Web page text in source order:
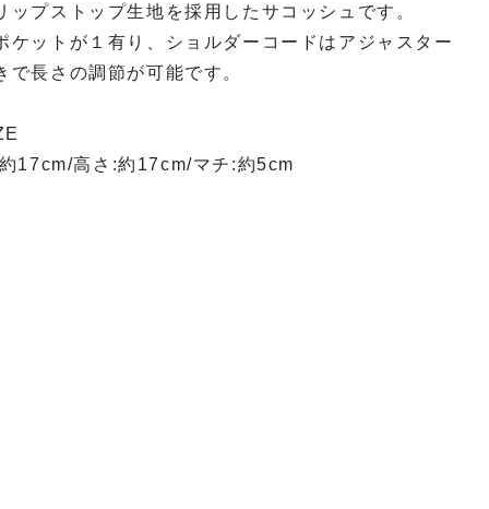
ップストップ生地を採用したサコッシュです。
ケットが１有り、ショルダーコードはアジャスター
で長さの調節が可能です。
17cm/高さ:約17cm/マチ:約5cm